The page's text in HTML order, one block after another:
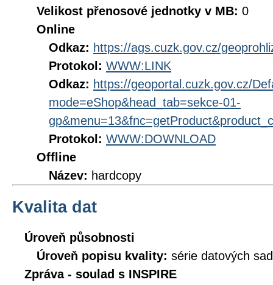
Velikost přenosové jednotky v MB: 0
Online
Odkaz: https://ags.cuzk.gov.cz/
Protokol: WWW:LINK
Odkaz: https://geoportal.cuzk.gov.cz/
mode=eShop&head_tab=sekce-01-
Protokol: WWW:DOWNLOAD
Offline
Název: hardcopy
Kvalita dat
Úroveň působnosti
Úroveň popisu kvality: série datových sad
Zpráva - soulad s INSPIRE